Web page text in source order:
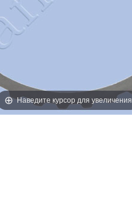
Наведите курсор для увеличения